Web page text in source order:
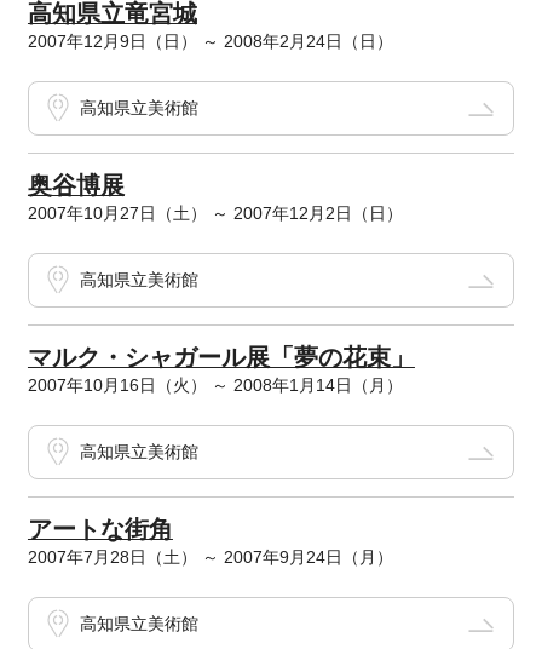
高知県立竜宮城
2007年12月9日（日） ～ 2008年2月24日（日）
高知県立美術館
奥谷博展
2007年10月27日（土） ～ 2007年12月2日（日）
高知県立美術館
マルク・シャガール展「夢の花束」
2007年10月16日（火） ～ 2008年1月14日（月）
高知県立美術館
アートな街角
2007年7月28日（土） ～ 2007年9月24日（月）
高知県立美術館